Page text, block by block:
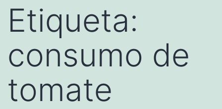
Etiqueta:
consumo de
tomate